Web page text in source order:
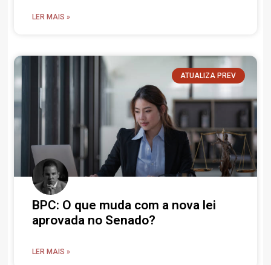
LER MAIS »
ATUALIZA PREV
BPC: O que muda com a nova lei
aprovada no Senado?
LER MAIS »